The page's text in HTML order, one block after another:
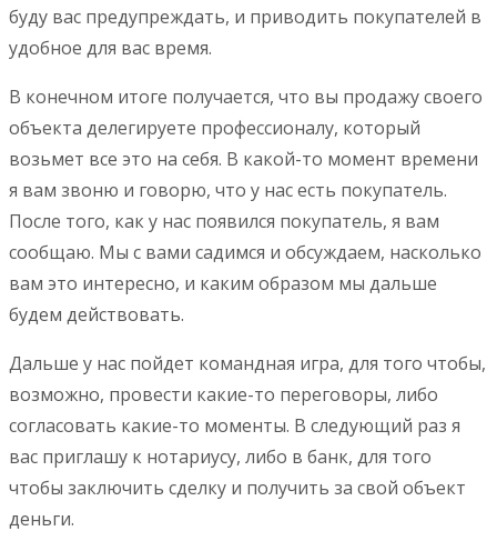
буду вас предупреждать, и приводить покупателей в
удобное для вас время.
В конечном итоге получается, что вы продажу своего
объекта делегируете профессионалу, который
возьмет все это на себя. В какой-то момент времени
я вам звоню и говорю, что у нас есть покупатель.
После того, как у нас появился покупатель, я вам
сообщаю. Мы с вами садимся и обсуждаем, насколько
вам это интересно, и каким образом мы дальше
будем действовать.
Дальше у нас пойдет командная игра, для того чтобы,
возможно, провести какие-то переговоры, либо
согласовать какие-то моменты. В следующий раз я
вас приглашу к нотариусу, либо в банк, для того
чтобы заключить сделку и получить за свой объект
деньги.